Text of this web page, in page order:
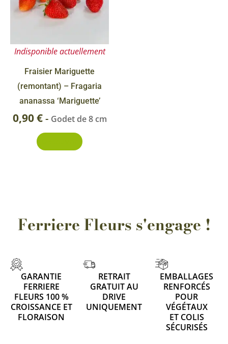
Indisponible actuellement
Fraisier Mariguette
(remontant) – Fragaria
ananassa ‘Mariguette’
0,90€- Godet de 8 cm
Ferriere Fleurs s'engage !
GARANTIE
FERRIERE
FLEURS 100 %
CROISSANCE ET
FLORAISON
RETRAIT
GRATUIT AU
DRIVE
UNIQUEMENT
EMBALLAGES
RENFORCÉS
POUR
VÉGÉTAUX
ET COLIS
SÉCURISÉS